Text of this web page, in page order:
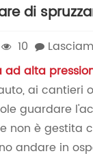
di
10
ad alta
ai cantieri
guardare
non è gestita
andare in